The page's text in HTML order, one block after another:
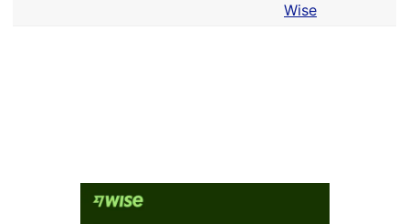
Wise